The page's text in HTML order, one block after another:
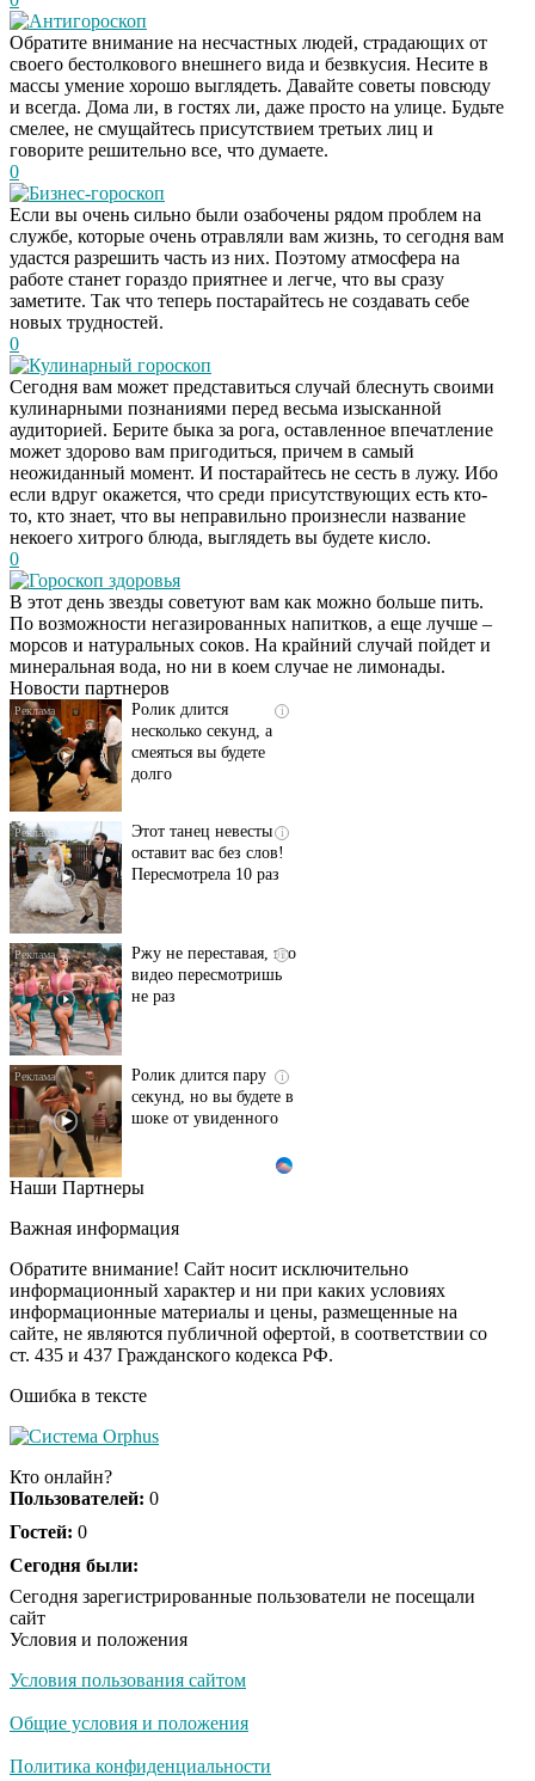
Антигороскоп
Обратите внимание на несчастных людей, страдающих от
своего бестолкового внешнего вида и безвкусия. Несите в
массы умение хорошо выглядеть. Давайте советы повсюду
и всегда. Дома ли, в гостях ли, даже просто на улице. Будьте
смелее, не смущайтесь присутствием третьих лиц и
говорите решительно все, что думаете.
0
Бизнес-гороскоп
Если вы очень сильно были озабочены рядом проблем на
службе, которые очень отравляли вам жизнь, то сегодня вам
удастся разрешить часть из них. Поэтому атмосфера на
работе станет гораздо приятнее и легче, что вы сразу
заметите. Так что теперь постарайтесь не создавать себе
новых трудностей.
0
Кулинарный гороскоп
Сегодня вам может представиться случай блеснуть своими
кулинарными познаниями перед весьма изысканной
аудиторией. Берите быка за рога, оставленное впечатление
может здорово вам пригодиться, причем в самый
неожиданный момент. И постарайтесь не сесть в лужу. Ибо
если вдруг окажется, что среди присутствующих есть кто-
то, кто знает, что вы неправильно произнесли название
некоего хитрого блюда, выглядеть вы будете кисло.
0
Гороскоп здоровья
В этот день звезды советуют вам как можно больше пить.
По возможности негазированных напитков, а еще лучше –
морсов и натуральных соков. На крайний случай пойдет и
минеральная вода, но ни в коем случае не лимонады.
Новости партнеров
Скрытая камера на
пляже Крыма: Что
люди вытворяют, когда
их не видят...
i
Ролик длится
несколько секунд, а
смеяться вы будете
долго
i
Этот танец невесты
оставит вас без слов!
Пересмотрела 10 раз
i
Ржу не переставая, это
видео пересмотришь
не раз
i
Ролик длится пару
секунд, но вы будете в
шоке от увиденного
Смолов призвал
футболистов покинуть
страну
i
Ролик из Омска: вы
будете смеяться долго
Королева вагона
Наши Партнеры
Важная информация
Обратите внимание! Сайт носит исключительно
информационный характер и ни при каких условиях
информационные материалы и цены, размещенные на
сайте, не являются публичной офертой, в соответствии со
ст. 435 и 437 Гражданского кодекса РФ.
Ошибка в тексте
Кто онлайн?
Пользователей: 0
Гостей: 0
Сегодня были:
Сегодня зарегистрированные пользователи не посещали
сайт
Условия и положения
Условия пользования сайтом
Общие условия и положения
Политика конфиденциальности